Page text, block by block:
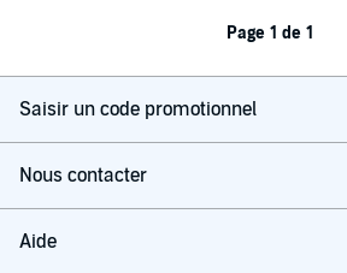
Page 1 de 1
Saisir un code promotionnel
Nous contacter
Aide